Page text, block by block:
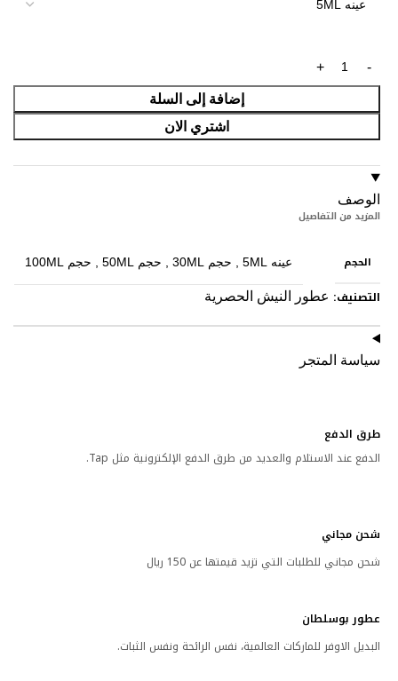
إضافة إلى السلة
اشتري الان
الوصف
المزيد من التفاصيل
الحجم عينه 5ML , حجم 30ML , حجم 50ML , حجم 100ML
التصنيف: عطور النيش الحصرية
سياسة المتجر
طرق الدفع
الدفع عند الاستلام والعديد من طرق الدفع الإلكترونية مثل Tap.
شحن مجاني
شحن مجاني للطلبات التي تزيد قيمتها عن 150 ريال
عطور بوسلطان
البديل الاوفر للماركات العالمية، نفس الرائحة ونفس الثبات.